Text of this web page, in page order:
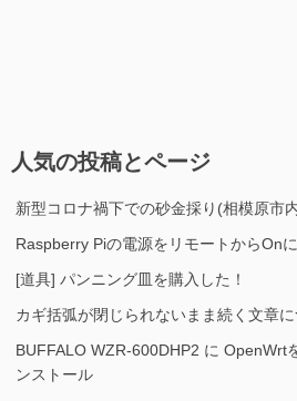
人気の投稿とページ
新型コロナ禍下での砂金採り(相模原市
Raspberry Piの電源をリモートからOn
[道具] パンニング皿を購入した！
カギ括弧が閉じられないまま続く文章に
BUFFALO WZR-600DHP2 に OpenWrt
ンストール